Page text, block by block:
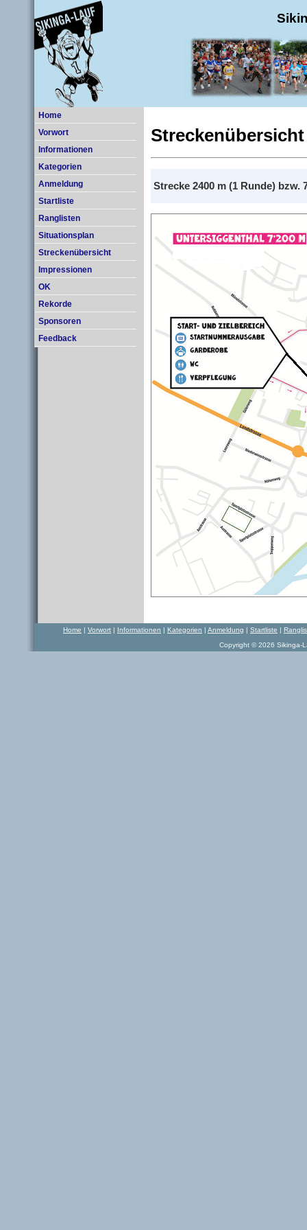
Home
Vorwort
Informationen
Kategorien
Anmeldung
Startliste
Ranglisten
Situationsplan
Streckenübersicht
Impressionen
OK
Rekorde
Sponsoren
Feedback
Streckenübersicht
Strecke 2400 m (1 Runde) bzw.
Home | Vorwort | Informationen | Kategorien | Anmeldung | Startliste |
Copyright © 2026 Sikinga-